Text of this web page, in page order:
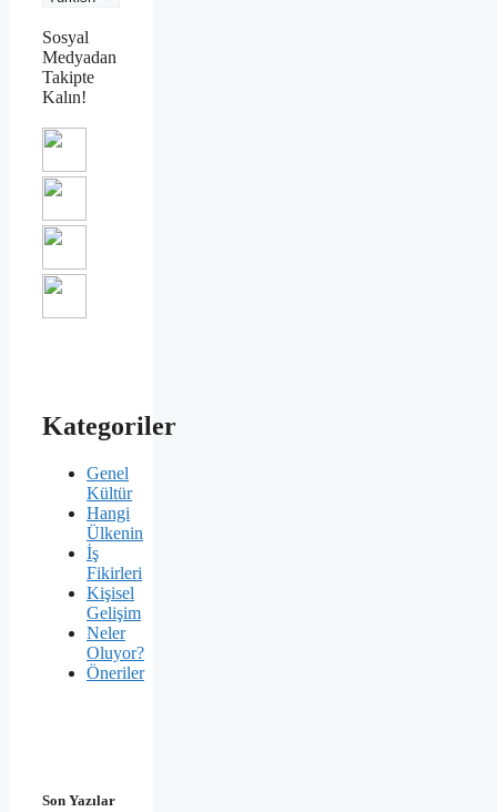
Sosyal
Medyadan
Takipte
Kalın!
Kategoriler
Genel
Kültür
Hangi
Ülkenin
İş
Fikirleri
Kişisel
Gelişim
Neler
Oluyor?
Öneriler
Son Yazılar